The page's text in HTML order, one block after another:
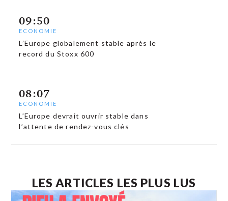
09:50
ECONOMIE
L’Europe globalement stable après le
record du Stoxx 600
08:07
ECONOMIE
L’Europe devrait ouvrir stable dans
l’attente de rendez-vous clés
LES ARTICLES LES PLUS LUS